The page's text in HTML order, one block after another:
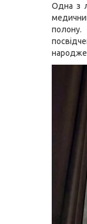
Одна з
полону.